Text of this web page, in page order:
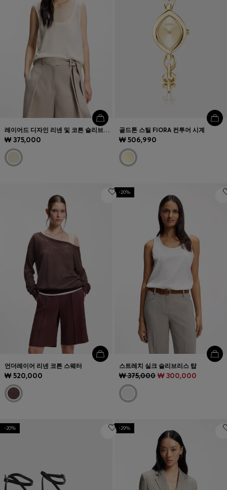
레이어드 디자인 리넨 및 코튼 슬리브리스 탑
₩ 375,000
골드톤 스틸 FIORA 컨투어 시계
₩ 506,990
언더레이어 리넨 코튼 스웨터
₩ 520,000
-20%
스트레치 실크 슬리브리스 탑
₩ 375,000 ₩ 300,000
-20% -29%